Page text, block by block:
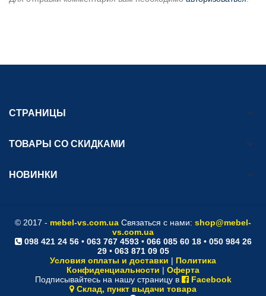
СТРАНИЦЫ
ТОВАРЫ СО СКИДКАМИ
НОВИНКИ
© 2017 - mebel-vs.com.ua Связаться с нами: shop@mebel-
vs.com.ua
098 421 24 56• 063 767 4593• 066 085 60 18• 050 984 26
29• 063 871 09 05
Условия оплаты и доставки | Политика
Конфиденциальности | Оферта
Подписывайтесь на нашу страницу в
Facebook
Склад, пункт выдачи товара